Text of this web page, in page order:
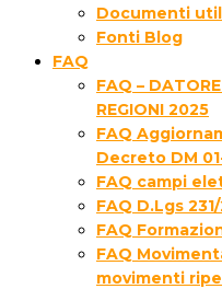
Documenti
Fonti Blog
FAQ
FAQ –
REGIONI 2025
FAQ
Decreto DM
FAQ campi
FAQ D.Lgs
FAQ
FAQ
movimenti